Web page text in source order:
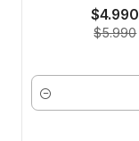
$4.990
$5.990
Cantidad